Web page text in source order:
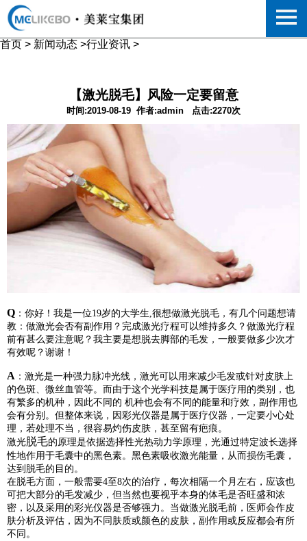
首页 > 新闻动态 >行业资讯 >
【激光脱毛】风险一定要留意
时间:2019-08-19 作者:admin 点击:2270次
Q ：你好！我是一位19岁的大学生,很想做激光脱毛，有几个问题想请
教：做激光会否有副作用？完成激光疗程可以维持多久？做激光疗程
前有甚么要注意呢？我主要是想脱去脚部的毛发，一般要做多少次才
有效呢？谢谢！
A ：激光是一种强力脉冲光线，激光可以用来减少毛发或针对皮肤上
的色斑、微丝血管等。而由于这个光学科技是属于医疗用的类别，也
有繁多的机种，因此不同的 机种也会有不同的能量和疗效，副作用也
会有分别。但整体来说，因彩光仪器是属于医疗仪器，一定要小心处
理，若处理不当，很容易灼伤皮肤，甚至留有疤痕。
激光脱毛的原理是依据选择性光热动力学原理，光通过特定波长选择
性地作用于毛囊中的黑色素。黑色素吸收激光能量，从而损伤毛囊，
达到脱毛的目的。
在脱毛方面，一般需要4至8次的治疗，每次相隔一个月左右，应该也
可把大部分的毛发减少，但当然也要视乎本身的体毛是否旺盛和浓
密，以及采用的彩光仪器是否够强力。当做激光脱毛前，医师会作皮
肤分析及评估，因为不同肤质或颜色的皮肤，副作用或反应都会有所
不同。